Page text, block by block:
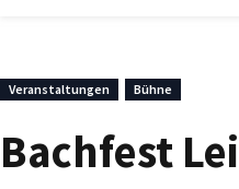
Veranstaltungen Bühne
Bachfest